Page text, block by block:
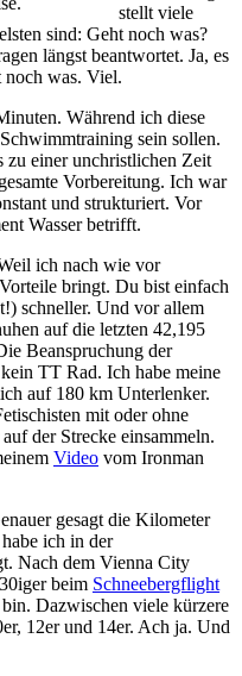
stellt viele
sind: Geht noch was?
längst beantwortet. Ja, es
noch was. Viel.
Während ich diese
sein sollen.
zu einer unchristlichen Zeit
Vorbereitung. Ich war
und strukturiert. Vor
Wasser betrifft.
ich nach wie vor
bringt. Du bist einfach
schneller. Und vor allem
auf die letzten 42,195
Beanspruchung der
TT Rad. Ich habe meine
auf 180 km Unterlenker.
mit oder ohne
der Strecke einsammeln.
Video vom Ironman
gesagt die Kilometer
ich in der
Nach dem Vienna City
beim Schneebergflight
Dazwischen viele kürzere
12er und 14er. Ach ja. Und